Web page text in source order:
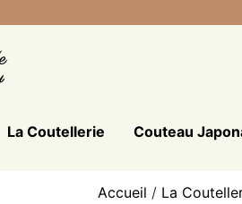
La Coutellerie Couteau
Accueil / La